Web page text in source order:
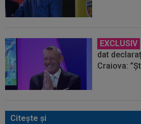
EXCLUSIV
dat
Craiova:
Citeşte şi